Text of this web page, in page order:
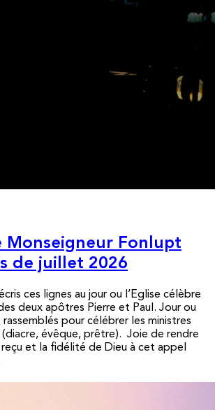
Monseigneur Fonlupt
de juillet 2026
ces lignes au jour ou l’Eglise célèbre
deux apôtres Pierre et Paul. Jour ou
rassemblés pour célébrer les ministres
(diacre, évêque, prêtre). Joie de rendre
et la fidélité de Dieu à cet appel